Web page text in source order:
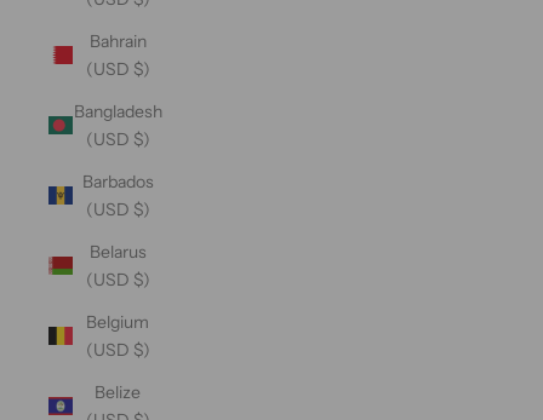
Bahrain
(USD $)
Bangladesh
(USD $)
Barbados
(USD $)
Belarus
(USD $)
Belgium
(USD $)
Belize